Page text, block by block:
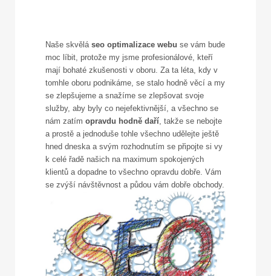
Naše skvělá seo optimalizace webu se vám bude
moc líbit, protože my jsme profesionálové, kteří
mají bohaté zkušenosti v oboru. Za ta léta, kdy v
tomhle oboru podnikáme, se stalo hodně věcí a my
se zlepšujeme a snažíme se zlepšovat svoje
služby, aby byly co nejefektivnější, a všechno se
nám zatím opravdu hodně daří , takže se nebojte
a prostě a jednoduše tohle všechno udělejte ještě
hned dneska a svým rozhodnutím se připojte si vy
k celé řadě našich na maximum spokojených
klientů a dopadne to všechno opravdu dobře. Vám
se zvýší návštěvnost a půdou vám dobře obchody.